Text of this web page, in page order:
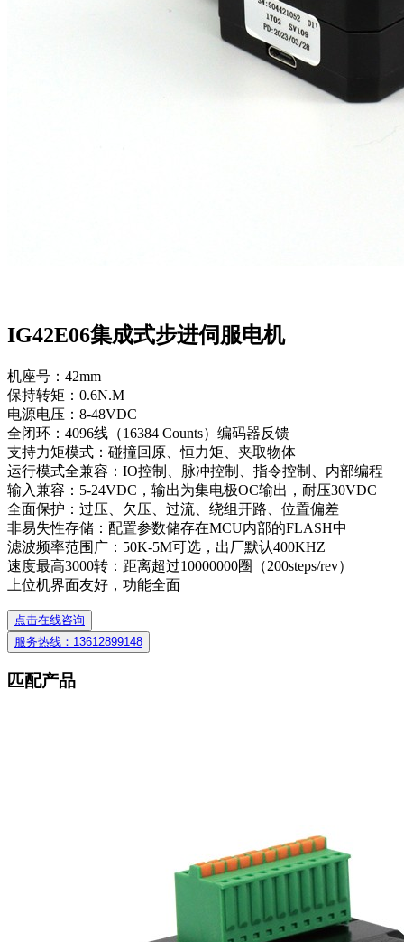
IG42E06集成式步进伺服电机
机座号：42mm
保持转矩：0.6N.M
电源电压：8-48VDC
全闭环：4096线（16384 Counts）编码器反馈
支持力矩模式：碰撞回原、恒力矩、夹取物体
运行模式全兼容：IO控制、脉冲控制、指令控制、内部编程
输入兼容：5-24VDC，输出为集电极OC输出，耐压30VDC
全面保护：过压、欠压、过流、绕组开路、位置偏差
非易失性存储：配置参数储存在MCU内部的FLASH中
滤波频率范围广：50K-5M可选，出厂默认400KHZ
速度最高3000转：距离超过10000000圈（200steps/rev）
上位机界面友好，功能全面
点击在线咨询
服务热线：13612899148
匹配产品